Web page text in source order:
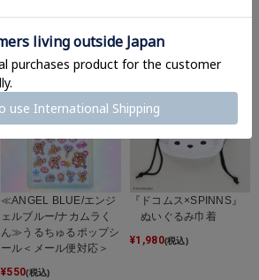
¥572(税込) ¥1,210(税込)
≪ANGEL BLUE/エンジ
ェルブルー/ナカムラく
ん≫うるちゅるポップシ
ール＜メール便対応＞
¥550(税込)
『ドコムス×SPINNS』
ぬいぐるみ巾着
¥1,980(税込)